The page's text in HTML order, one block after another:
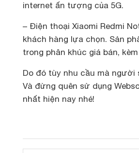
internet ấn tượng của 5G.
– Điện thoại Xiaomi Redmi
khách hàng lựa chọn. Sản
trong phân khúc giá bán,
Do đó tùy nhu cầu mà
Và đừng quên sử dụng
nhất hiện nay nhé!